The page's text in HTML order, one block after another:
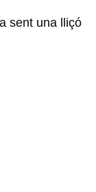
sent una lliçó